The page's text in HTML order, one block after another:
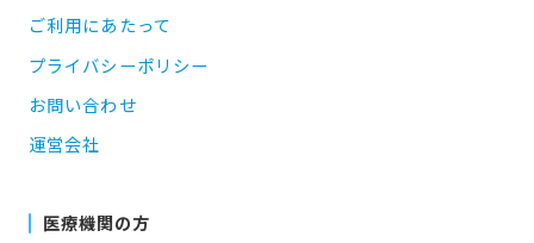
ご利用にあたって
プライバシーポリシー
お問い合わせ
運営会社
医療機関の方